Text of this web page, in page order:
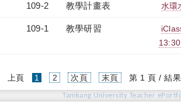
109-2 教學計畫表 水環
109-1 教學研習
上頁 1 (current)
2 次頁 末頁 第 1 頁 / 結
Tamkang University Teacher